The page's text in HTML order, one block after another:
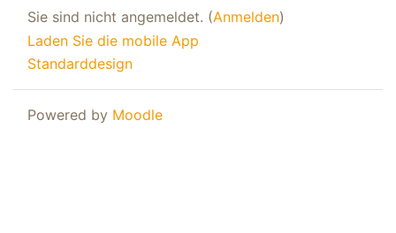
Sie sind nicht angemeldet. (Anmelden)
Laden Sie die mobile App
Standarddesign
Powered by Moodle